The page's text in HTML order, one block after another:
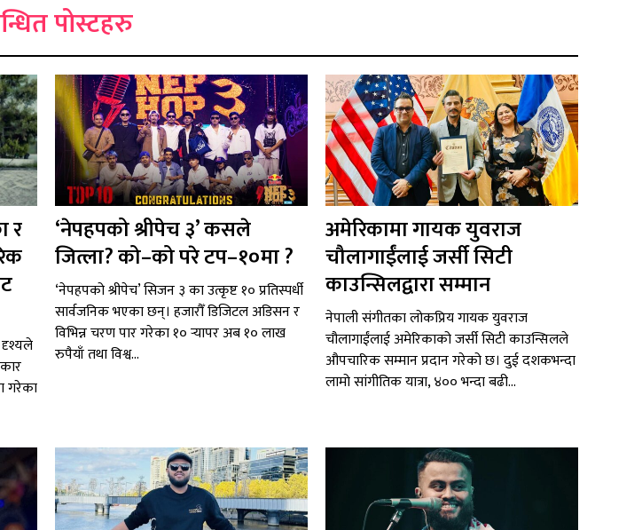
पोस्टहरु
र
दृश्यले
गरेका
‘नेपहपको श्रीपेच ३’ कसले
जित्ला? को–को परे टप–१०मा ?
‘नेपहपको श्रीपेच’ सिजन ३ का उत्कृष्ट १० प्रतिस्पर्धी
सार्वजनिक भएका छन्। हजारौँ डिजिटल अडिसन र
विभिन्न चरण पार गरेका १० र्‍यापर अब १० लाख
रुपैयाँ तथा विश्व...
अमेरिकामा गायक युवराज
चौलागाईंलाई जर्सी सिटी
काउन्सिलद्वारा सम्मान
नेपाली संगीतका लोकप्रिय गायक युवराज
चौलागाईंलाई अमेरिकाको जर्सी सिटी काउन्सिलले
औपचारिक सम्मान प्रदान गरेको छ। दुई दशकभन्दा
लामो सांगीतिक यात्रा, ४०० भन्दा बढी...